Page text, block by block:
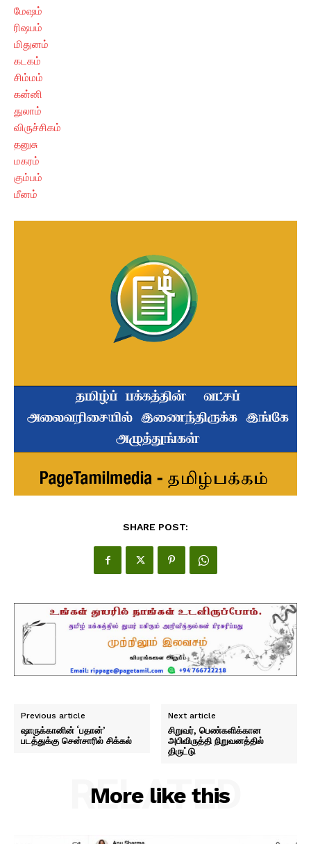
மேஷம்
ரிஷபம்
மிதுனம்
கடகம்
சிம்மம்
கன்னி
துலாம்
விருச்சிகம்
தனுசு
மகரம்
கும்பம்
மீனம்
SHARE POST:
Previous article
ஷாருக்கானின் ‘பதான்’
படத்துக்கு சென்சாரில் சிக்கல்
Next article
சிறுவர், பெண்களிக்கான
அபிவிருத்தி நிறுவனத்தில்
திருட்டு
More like this
RELATED